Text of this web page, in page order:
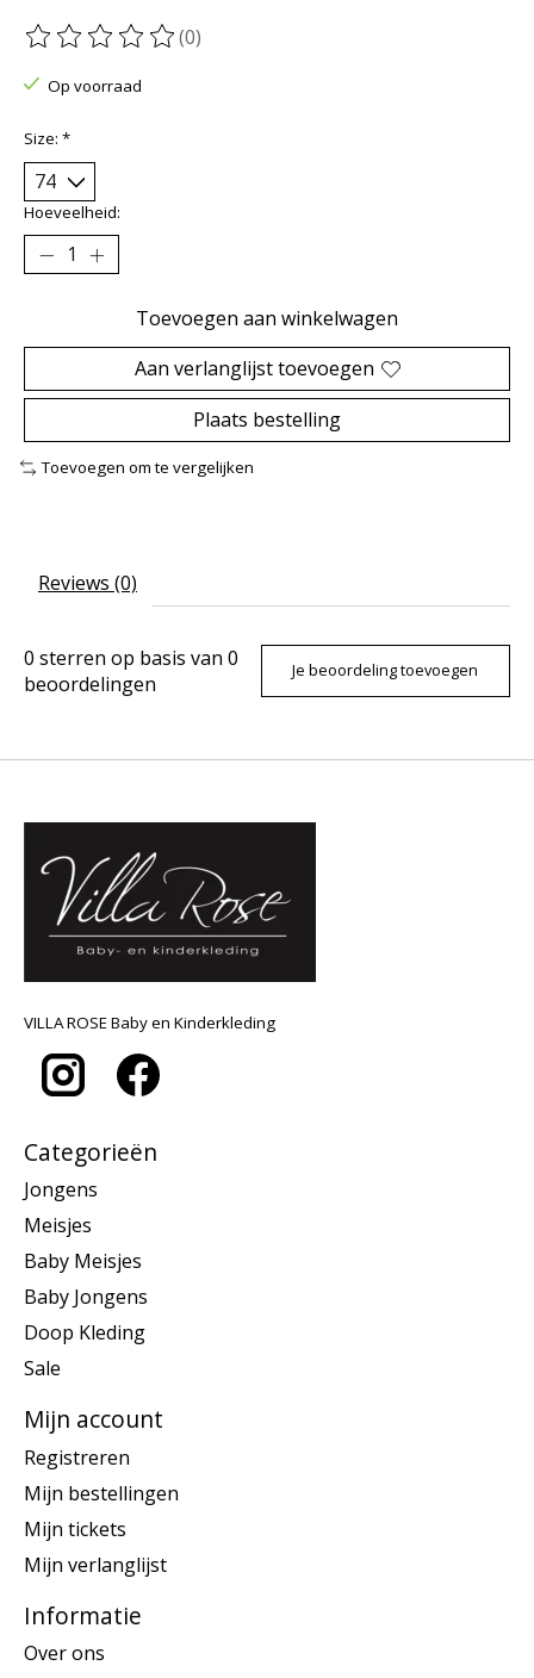
De beoordeling van dit product is
(0)
Op voorraad
Size: *
Hoeveelheid:
Toevoegen aan winkelwagen
Aan verlanglijst toevoegen
Plaats bestelling
Toevoegen om te vergelijken
Reviews (0)
0 sterren op basis van 0
beoordelingen
Je beoordeling toevoegen
VILLA ROSE Baby en Kinderkleding
Categorieën
Jongens
Meisjes
Baby Meisjes
Baby Jongens
Doop Kleding
Sale
Mijn account
Registreren
Mijn bestellingen
Mijn tickets
Mijn verlanglijst
Informatie
Over ons